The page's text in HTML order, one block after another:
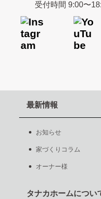
受付時間 9:00〜
最新情報
お知らせ
家づくりコラム
オーナー様
タナカホームについ